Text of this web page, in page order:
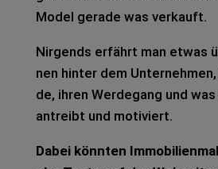
Model gera­de was ver­kauft.
Nir­gends erfährt man etwas
nen hin­ter dem
de, ihren Wer­de­gang und
antreibt und moti­viert.
Dabei könn­ten